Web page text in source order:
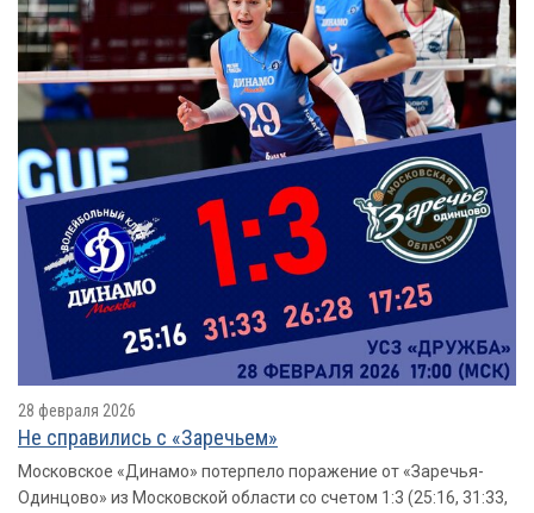
28 февраля 2026
Не справились с «Заречьем»
Московское «Динамо» потерпело поражение от «Заречья-
Одинцово» из Московской области со счетом 1:3 (25:16, 31:33,